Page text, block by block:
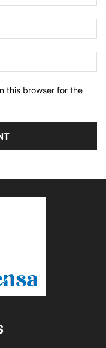
this browser for the